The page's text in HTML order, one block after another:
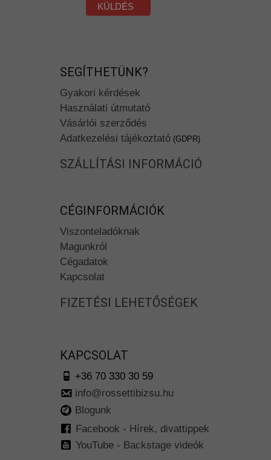
KÜLDÉS
SEGÍTHETÜNK?
Gyakori kérdések
Használati útmutató
Vásárlói szerződés
Adatkezelési tájékoztató (GDPR)
SZÁLLÍTÁSI INFORMÁCIÓ
CÉGINFORMÁCIÓK
Viszonteladóknak
Magunkról
Cégadatok
Kapcsolat
FIZETÉSI LEHETŐSÉGEK
KAPCSOLAT
+36 70 330 30 59
info@rossettibizsu.hu
Blogunk
Facebook - Hírek, divattippek
YouTube - Backstage videók